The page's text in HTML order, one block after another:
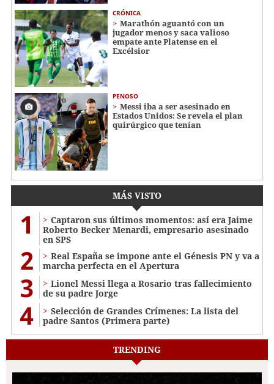
CRÓNICA
Marathón aguantó con un
jugador menos y saca valioso
empate ante Platense en el
Excélsior
PENOSO
Messi iba a ser asesinado en
Estados Unidos: Se revela el plan
quirúrgico que tenían
MÁS VISTO
1
Captaron sus últimos momentos: así era Jaime
Roberto Becker Menardi​​​, empresario asesinado
en SPS
2
Real España se impone ante el Génesis PN y va a
marcha perfecta en el Apertura
3
Lionel Messi llega a Rosario tras fallecimiento
de su padre Jorge
4
Selección de Grandes Crímenes: La lista del
padre Santos (Primera parte)
TRENDING